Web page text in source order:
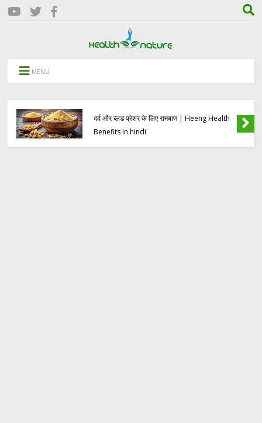
MENU
दर्द और ब्लड प्रेशर के लिए रामबाण | Heeng Health
Benefits in hindi